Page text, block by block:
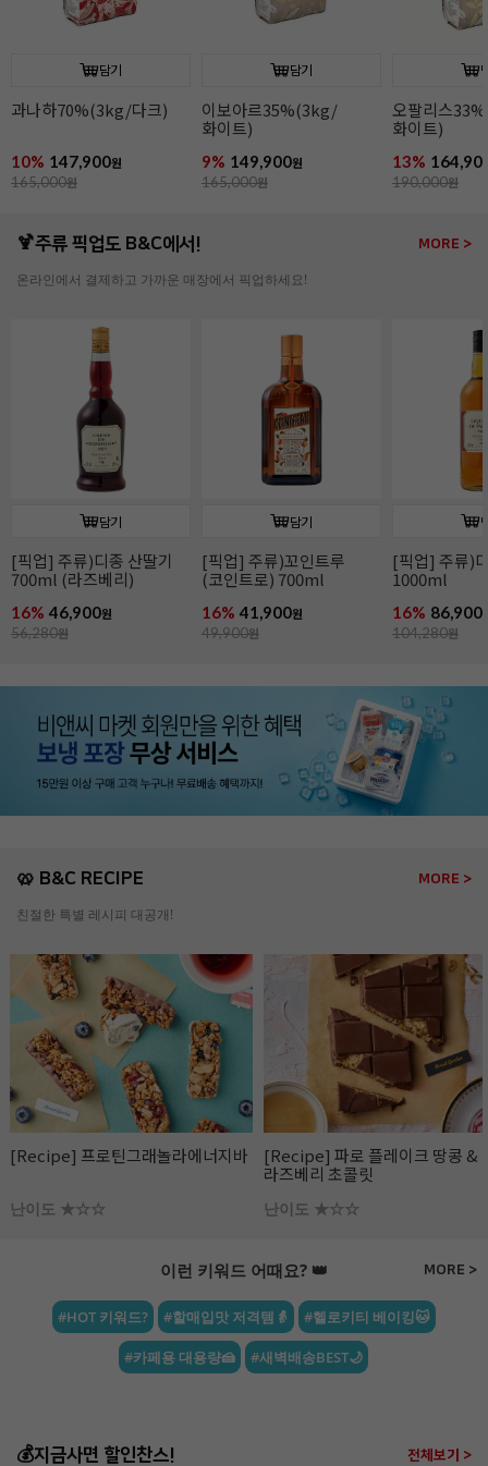
담기
과나하70%(3kg/다크)
10% 147,900원
165,000원
담기
이보아르35%(3kg/
화이트)
9% 149,900원
165,000원
오팔리스
화이트)
13%
190,000원
🍹주류 픽업도 B&C에서! MORE >
온라인에서 결제하고 가까운 매장에서 픽업하세요!
담기
[픽업] 주류)디종 산딸기
700ml (라즈베리)
16% 46,900원
56,280원
담기
[픽업] 주류)꼬인트루
(코인트로) 700ml
16% 41,900원
49,900원
[픽업] 주류)
1000ml
16% 86,900
104,280원
🥨 B&C RECIPE MORE >
친절한 특별 레시피 대공개!
[Recipe] 프로틴그래놀라에너지바
난이도 ★☆☆
[Recipe] 파로 플레이크 땅콩 &
라즈베리 초콜릿
난이도 ★☆☆
이런 키워드 어때요? 👑 MORE >
#HOT 키워드? #할매입맛 저격템👵 #헬로키티 베이킹🐱
#카페용 대용량🍰 #새벽배송BEST🌙
💰지금사면 할인찬스! 전체보기 >